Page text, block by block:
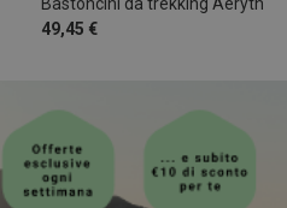
Bastoncini da trekking Aeryth
49,45 €